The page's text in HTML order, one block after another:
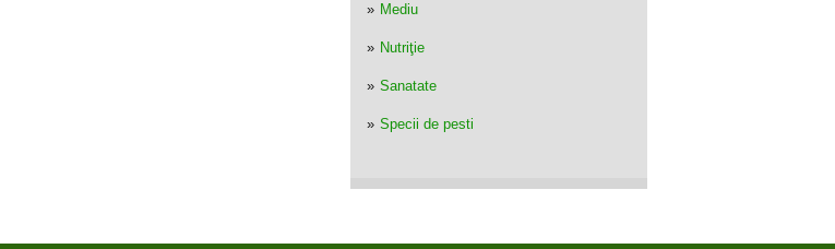
Mediu
Nutriţie
Sanatate
Specii de pesti